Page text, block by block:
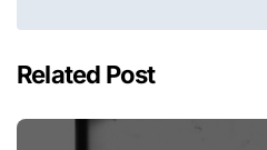
Related Post